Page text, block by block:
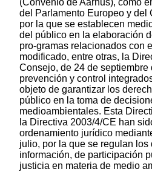
(Convenio de Aarhus), como
del Parlamento Europeo y del
por la que se establecen
del público en la elaboración
pro-gramas relacionados con
modificado, entre otras, la
Consejo, de 24 de septiembre
prevención y control
objeto de garantizar los
público en la toma de
medioambientales. Esta
la Directiva 2003/4/CE han
ordenamiento jurídico
julio, por la que se regulan
información, de participación
justicia en materia de medio